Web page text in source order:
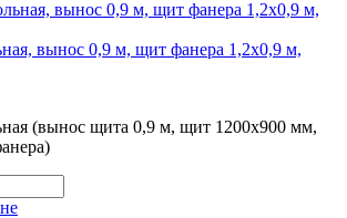
вынос 0,9 м, щит фанера 1,2х0,9 м,
(вынос щита 0,9 м, щит 1200х900 мм,